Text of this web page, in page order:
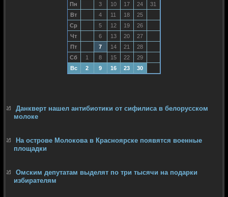
Пн 3 10 17 24
31
Вт
4 11 18
25
Ср
5 12 19
26
Чт
6 13 20
27
Пт
7 14 21
28
Сб
1 8 15 22
29
Вс
2 9 16 23 30
Данкверт нашел антибиотики от сифилиса в белорусском
молоке
На острове Молокова в Красноярске появятся военные
площадки
Омским депутатам выделят по три тысячи на подарки
избирателям